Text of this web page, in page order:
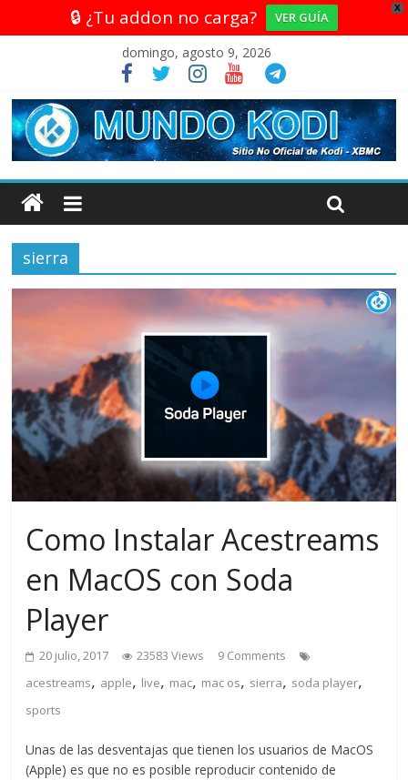
X
🔒 ¿Tu addon no carga? VER GUÍA
domingo, agosto 9, 2026
sierra
Como Instalar Acestreams
en MacOS con Soda
Player
20 julio, 2017 23583 Views
9 Comments
acestreams, apple, live, mac, mac os, sierra, soda player,
sports
Unas de las desventajas que tienen los usuarios de MacOS
(Apple) es que no es posible reproducir contenido de